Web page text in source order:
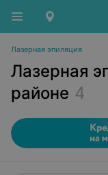
Лазерная эпиляция
Лазерная
районе 4